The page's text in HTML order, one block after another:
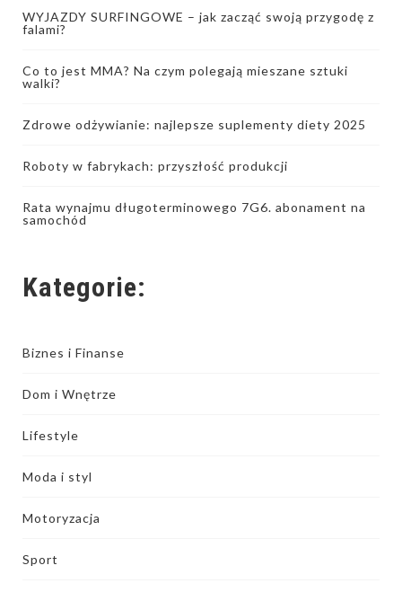
WYJAZDY SURFINGOWE – jak zacząć swoją przygodę z
falami?
Co to jest MMA? Na czym polegają mieszane sztuki
walki?
Zdrowe odżywianie: najlepsze suplementy diety 2025
Roboty w fabrykach: przyszłość produkcji
Rata wynajmu długoterminowego 7G6. abonament na
samochód
Kategorie:
Biznes i Finanse
Dom i Wnętrze
Lifestyle
Moda i styl
Motoryzacja
Sport